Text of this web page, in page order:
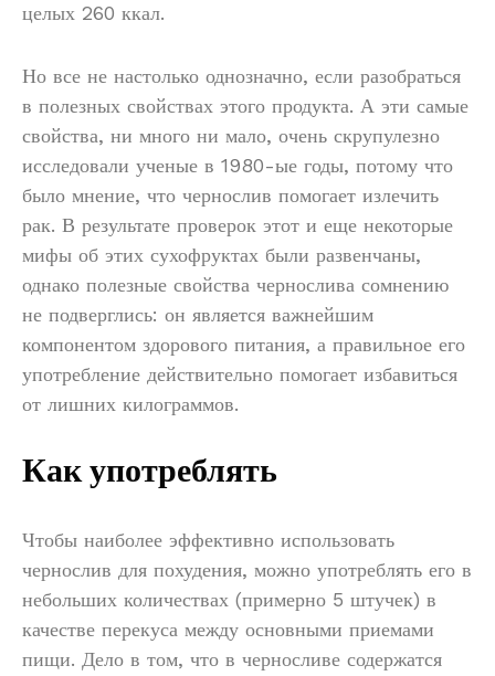
целых 260 ккал.
Но все не настолько однозначно, если разобраться
в полезных свойствах этого продукта. А эти самые
свойства, ни много ни мало, очень скрупулезно
исследовали ученые в 1980-ые годы, потому что
было мнение, что чернослив помогает излечить
рак. В результате проверок этот и еще некоторые
мифы об этих сухофруктах были развенчаны,
однако полезные свойства чернослива сомнению
не подверглись: он является важнейшим
компонентом здорового питания, а правильное его
употребление действительно помогает избавиться
от лишних килограммов.
Как употреблять
Чтобы наиболее эффективно использовать
чернослив для похудения, можно употреблять его в
небольших количествах (примерно 5 штучек) в
качестве перекуса между основными приемами
пищи. Дело в том, что в черносливе содержатся